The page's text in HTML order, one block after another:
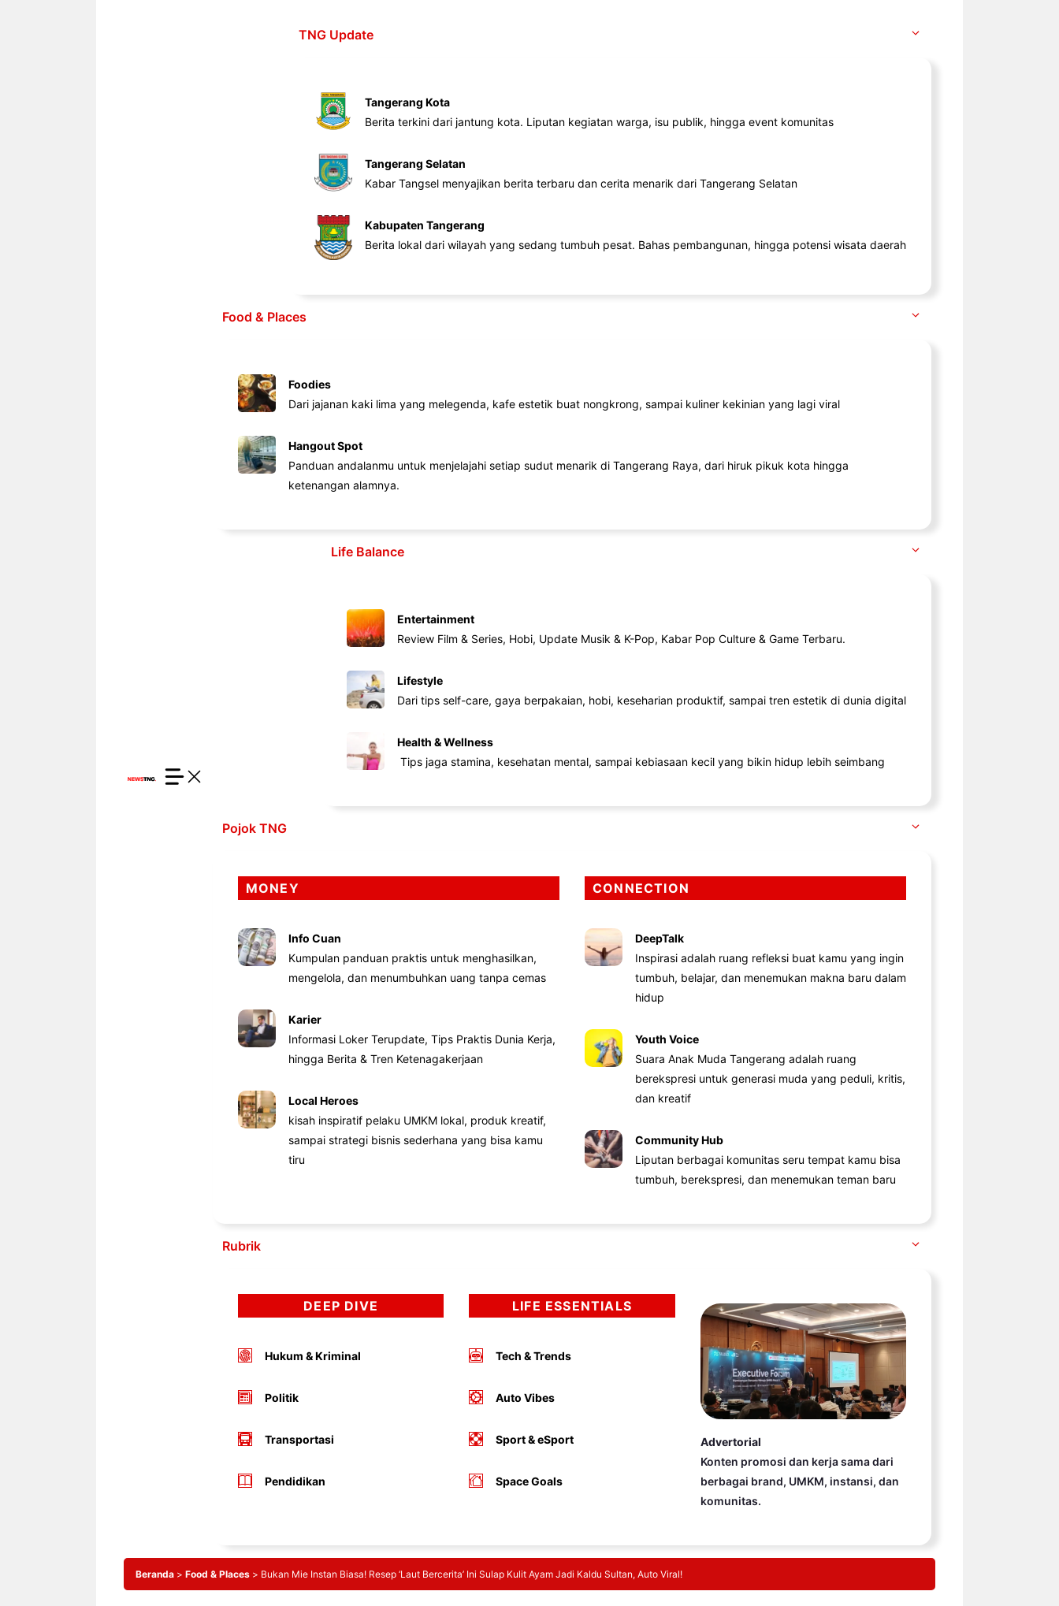
TNG Update
Tangerang Kota
Berita terkini dari jantung kota. Liputan kegiatan warga, isu publik, hingga event komunitas
Tangerang Selatan
Kabar Tangsel menyajikan berita terbaru dan cerita menarik dari Tangerang Selatan
Kabupaten Tangerang
Berita lokal dari wilayah yang sedang tumbuh pesat. Bahas pembangunan, hingga potensi wisata daerah
Food & Places
Foodies
Dari jajanan kaki lima yang melegenda, kafe estetik buat nongkrong, sampai kuliner kekinian yang lagi viral
Hangout Spot
Panduan andalanmu untuk menjelajahi setiap sudut menarik di Tangerang Raya, dari hiruk pikuk kota hingga
ketenangan alamnya.
Life Balance
Entertainment
Review Film & Series, Hobi, Update Musik & K-Pop, Kabar Pop Culture & Game Terbaru.
Lifestyle
Dari tips self-care, gaya berpakaian, hobi, keseharian produktif, sampai tren estetik di dunia digital
Health & Wellness
Tips jaga stamina, kesehatan mental, sampai kebiasaan kecil yang bikin hidup lebih seimbang
Pojok TNG
MONEY
Info Cuan
Kumpulan panduan praktis untuk menghasilkan,
mengelola, dan menumbuhkan uang tanpa cemas
Karier
Informasi Loker Terupdate, Tips Praktis Dunia Kerja,
hingga Berita & Tren Ketenagakerjaan
Local Heroes
kisah inspiratif pelaku UMKM lokal, produk kreatif,
sampai strategi bisnis sederhana yang bisa kamu
tiru
CONNECTION
DeepTalk
Inspirasi adalah ruang refleksi buat kamu yang ingin
tumbuh, belajar, dan menemukan makna baru dalam
hidup
Youth Voice
Suara Anak Muda Tangerang adalah ruang
berekspresi untuk generasi muda yang peduli, kritis,
dan kreatif
Community Hub
Liputan berbagai komunitas seru tempat kamu bisa
tumbuh, berekspresi, dan menemukan teman baru
Rubrik
DEEP DIVE
Hukum & Kriminal
Politik
Transportasi
Pendidikan
LIFE ESSENTIALS
Tech & Trends
Auto Vibes
Sport & eSport
Space Goals
Advertorial
Konten promosi dan kerja sama dari
berbagai brand, UMKM, instansi, dan
komunitas.
Beranda > Food & Places > Bukan Mie Instan Biasa! Resep ‘Laut Bercerita’ Ini Sulap Kulit Ayam Jadi Kaldu Sultan, Auto Viral!